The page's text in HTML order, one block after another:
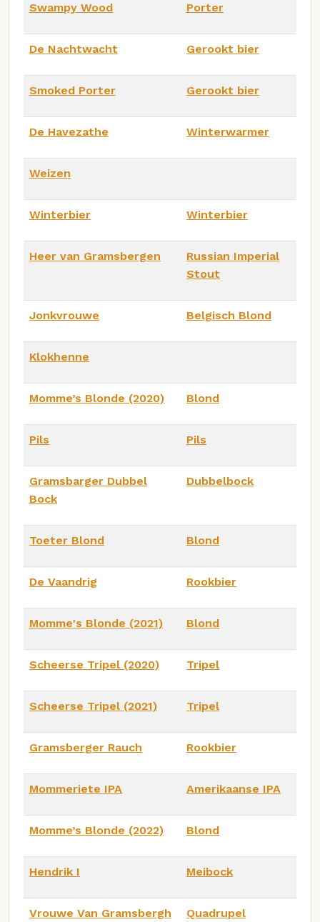
Swampy Wood Porter
De Nachtwacht Gerookt bier
Smoked Porter Gerookt bier
De Havezathe Winterwarmer
Weizen
Winterbier Winterbier
Heer van Gramsbergen
Russian Imperial
Stout
Jonkvrouwe Belgisch Blond
Klokhenne
Momme’s Blonde (2020) Blond
Pils Pils
Gramsbarger Dubbel
Bock
Dubbelbock
Toeter Blond Blond
De Vaandrig Rookbier
Momme's Blonde (2021) Blond
Scheerse Tripel (2020) Tripel
Scheerse Tripel (2021) Tripel
Gramsberger Rauch Rookbier
Mommeriete IPA Amerikaanse IPA
Momme’s Blonde (2022) Blond
Hendrik I Meibock
Vrouwe Van Gramsbergh
Quadrupel